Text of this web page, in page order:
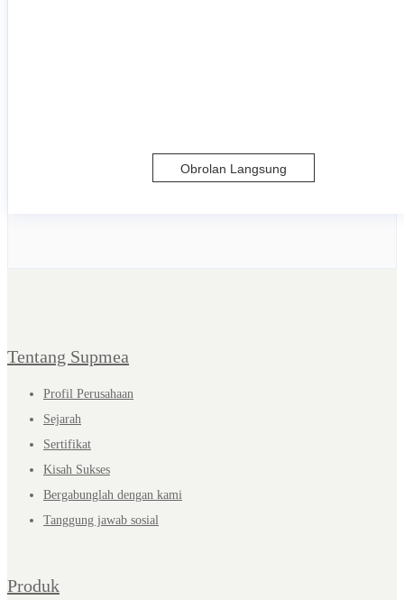
Obrolan Langsung
Tentang Supmea
Profil Perusahaan
Sejarah
Sertifikat
Kisah Sukses
Bergabunglah dengan kami
Tanggung jawab sosial
Produk